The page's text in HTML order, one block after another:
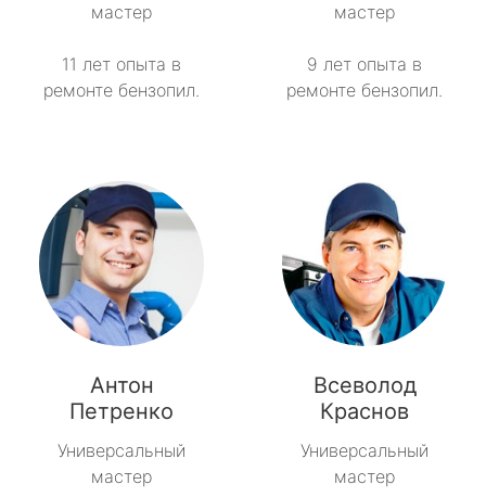
мастер
11 лет опыта в
ремонте бензопил.
мастер
9 лет опыта в
ремонте бензопил.
Антон
Петренко
Универсальный
мастер
Всеволод
Краснов
Универсальный
мастер